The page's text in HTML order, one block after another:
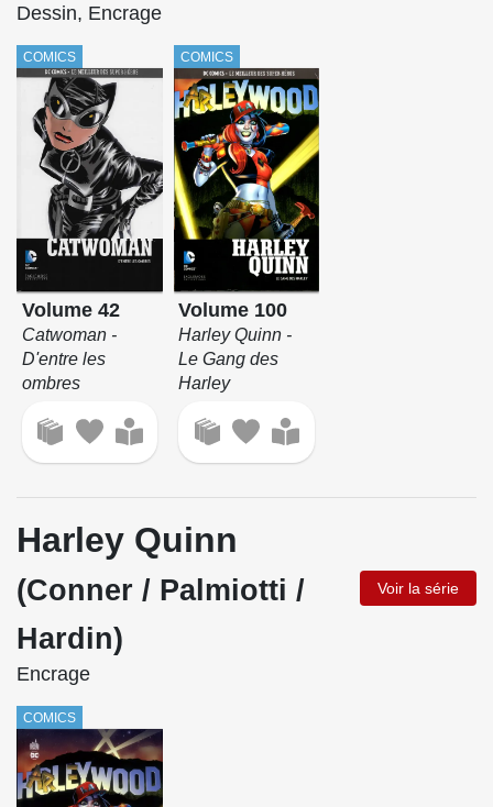
Dessin, Encrage
COMICS
Volume 42
Catwoman -
D'entre les
ombres
COMICS
Volume 100
Harley Quinn -
Le Gang des
Harley
Harley Quinn
(Conner / Palmiotti /
Hardin)
Voir la série
Encrage
COMICS